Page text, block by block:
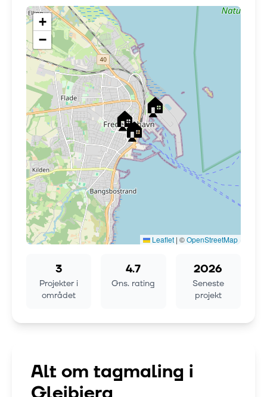
🏠
🏠 🏠
+
−
Leaflet | ©OpenStreetMap
3
Projekter i
området
4.7
Gns. rating
2026
Seneste
projekt
Alt om tagmaling i